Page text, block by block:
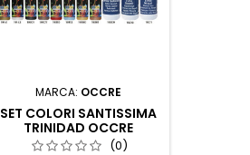
MARCA: OCCRE
SET COLORI SANTISSIMA
TRINIDAD OCCRE
(0)